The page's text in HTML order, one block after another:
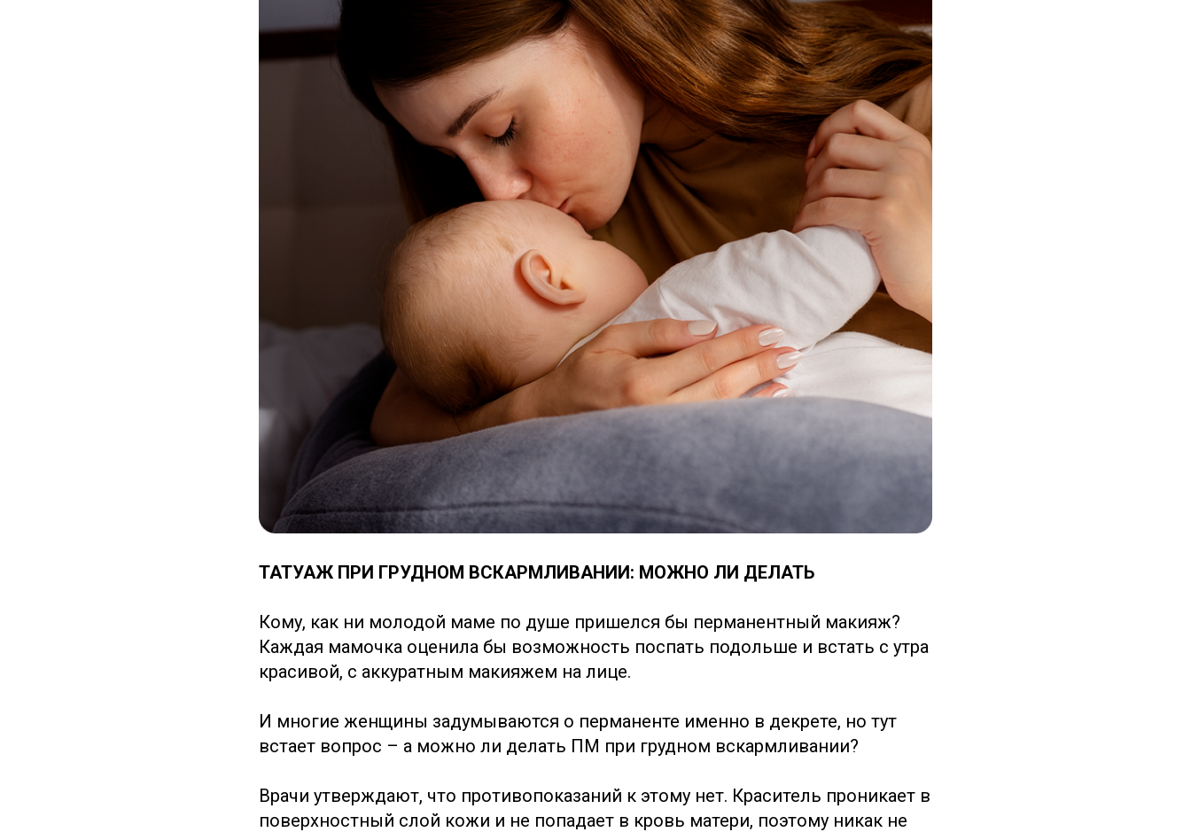
ТАТУАЖ ПРИ ГРУДНОМ ВСКАРМЛИВАНИИ: МОЖНО ЛИ ДЕЛАТЬ
Кому, как ни молодой маме по душе пришелся бы перманентный макияж?
Каждая мамочка оценила бы возможность поспать подольше и встать с утра
красивой, с аккуратным макияжем на лице.
И многие женщины задумываются о перманенте именно в декрете, но тут
встает вопрос – а можно ли делать ПМ при грудном вскармливании?
Врачи утверждают, что противопоказаний к этому нет. Краситель проникает в
поверхностный слой кожи и не попадает в кровь матери, поэтому никак не